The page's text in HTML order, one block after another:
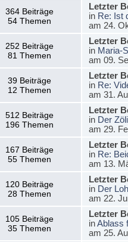
364 Beiträge
54 Themen
Letzter
in Re: Ist
am 24.
252 Beiträge
81 Themen
Letzter
in Maria-
am 09.
39 Beiträge
12 Themen
Letzter
in Re:
am 31.
512 Beiträge
196 Themen
Letzter
in Der
am 29.
167 Beiträge
55 Themen
Letzter
in Re:
am 13.
120 Beiträge
28 Themen
Letzter
in Der
am 22.
105 Beiträge
35 Themen
Letzter
inAblass
am 25.